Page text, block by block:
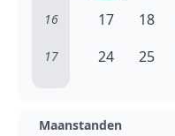
16 17 18
17 24 25
Maanstanden